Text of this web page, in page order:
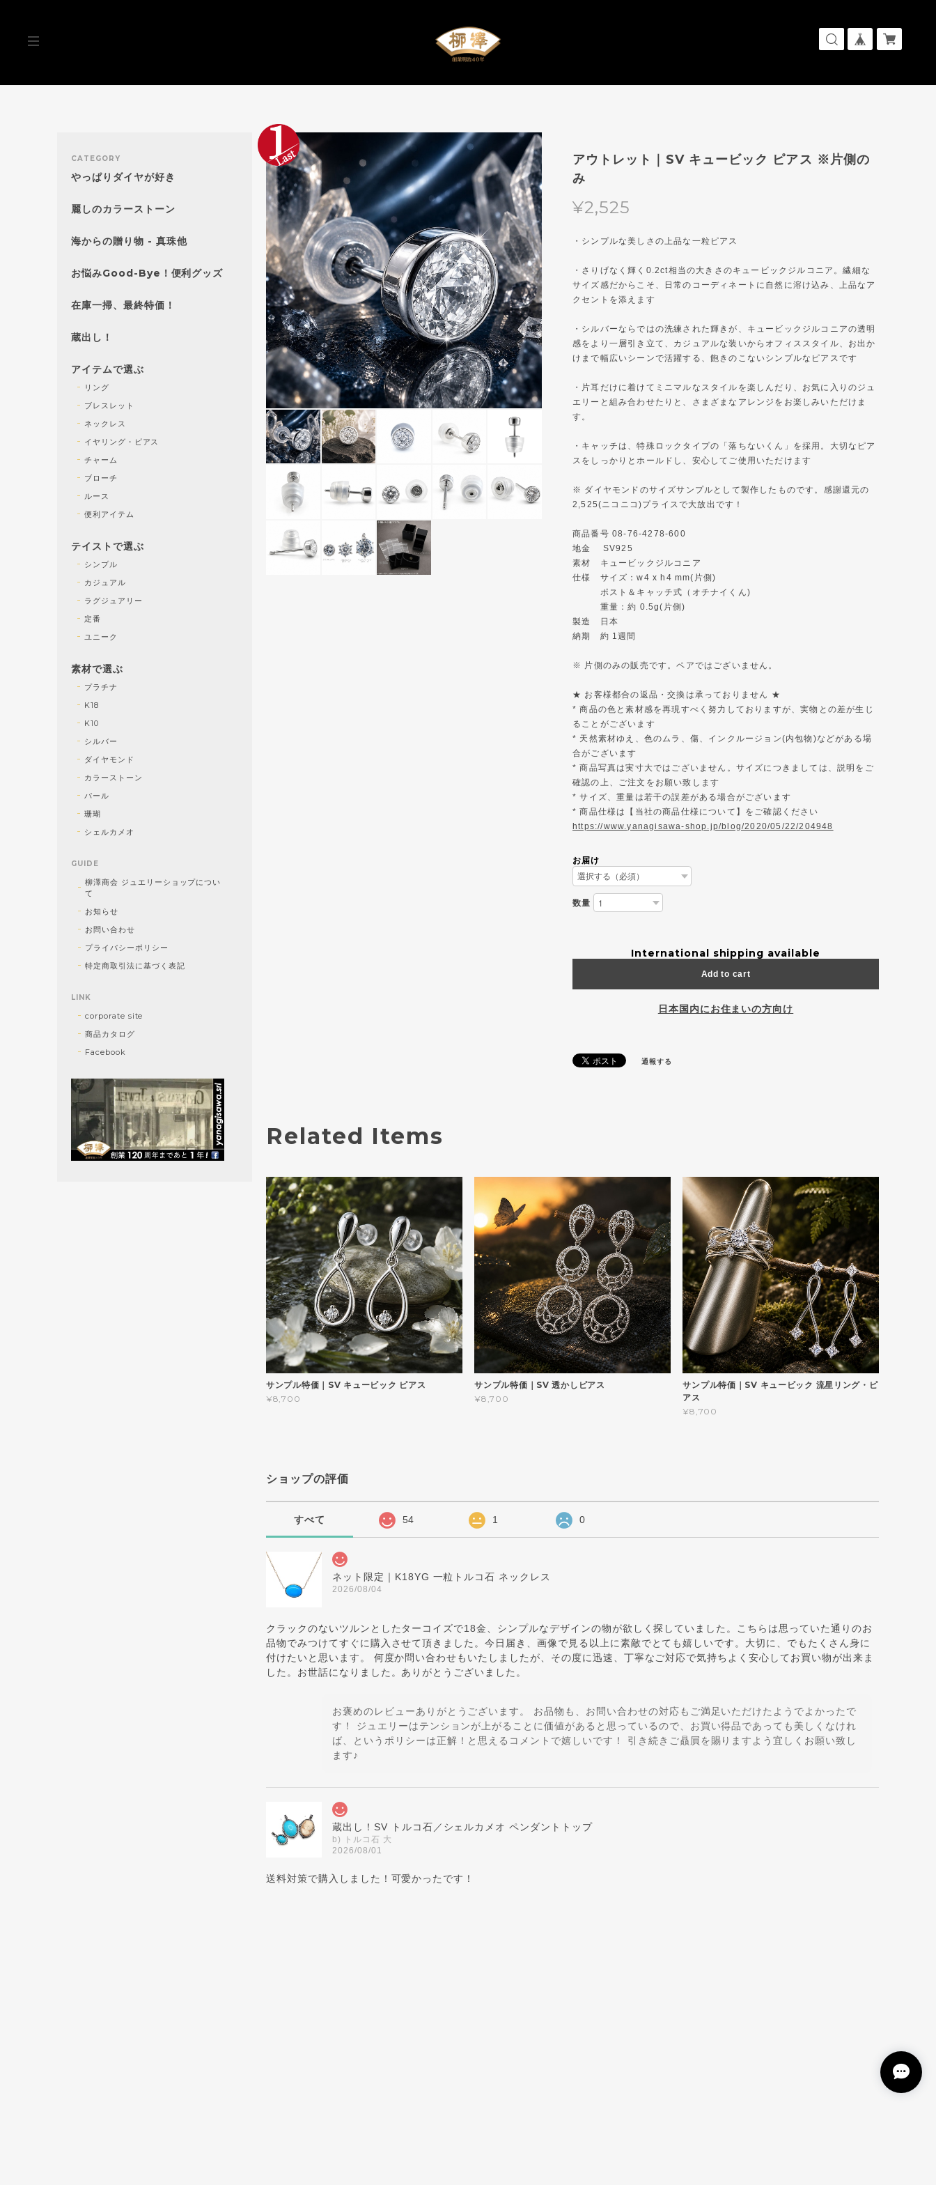
アウトレット｜SV キュービック ピアス ※片側の
み
¥2,525
・シンプルな美しさの上品な一粒ピアス
・さりげなく輝く0.2ct相当の大きさのキュービックジルコニア。繊細な
サイズ感だからこそ、日常のコーディネートに自然に溶け込み、上品なア
クセントを添えます
・シルバーならではの洗練された輝きが、キュービックジルコニアの透明
感をより一層引き立て、カジュアルな装いからオフィススタイル、お出か
けまで幅広いシーンで活躍する、飽きのこないシンプルなピアスです
・片耳だけに着けてミニマルなスタイルを楽しんだり、お気に入りのジュ
エリーと組み合わせたりと、さまざまなアレンジをお楽しみいただけま
す。
・キャッチは、特殊ロックタイプの「落ちないくん」を採用。大切なピア
スをしっかりとホールドし、安心してご使用いただけます
※ ダイヤモンドのサイズサンプルとして製作したものです。感謝還元の
2,525(ニコニコ)プライスで大放出です！
商品番号 08-76-4278-600
地金 SV925
素材 キュービックジルコニア
仕様 サイズ：w4 x h4 mm(片側)
︎︎ ︎︎ ︎︎ポスト＆キャッチ式（オチナイくん)
︎︎ ︎︎ ︎︎重量：約 0.5g(片側)
製造 日本
納期 約 1週間
※ 片側のみの販売です。ペアではございません。
★ お客様都合の返品・交換は承っておりません ★
* 商品の色と素材感を再現すべく努力しておりますが、実物との差が生じ
ることがございます
* 天然素材ゆえ、色のムラ、傷、インクルージョン(内包物)などがある場
合がございます
* 商品写真は実寸大ではございません。サイズにつきましては、説明をご
確認の上、ご注文をお願い致します
* サイズ、重量は若干の誤差がある場合がございます
* 商品仕様は【当社の商品仕様について】をご確認ください
https://www.yanagisawa-shop.jp/blog/2020/05/22/204948
お届け
数量
International shipping available
Add to cart
日本国内にお住まいの方向け
通報する
Related Items
サンプル特価｜SV キュービック ピアス
¥8,700
サンプル特価｜SV 透かしピアス
¥8,700
サンプル特価｜SV キュービック 流星リング・ピ
アス
¥8,700
ショップの評価
すべて 54 1 0
ネット限定｜K18YG 一粒トルコ石 ネックレス
2026/08/04
クラックのないツルンとしたターコイズで18金、シンプルなデザインの物が欲しく探していました。こちらは思っていた通りのお
品物でみつけてすぐに購入させて頂きました。今日届き、画像で見る以上に素敵でとても嬉しいです。大切に、でもたくさん身に
付けたいと思います。 何度か問い合わせもいたしましたが、その度に迅速、丁寧なご対応で気持ちよく安心してお買い物が出来ま
した。お世話になりました。ありがとうございました。
お褒めのレビューありがとうございます。 お品物も、お問い合わせの対応もご満足いただけたようでよかったで
す！ ジュエリーはテンションが上がることに価値があると思っているので、お買い得品であっても美しくなけれ
ば、というポリシーは正解！と思えるコメントで嬉しいです！ 引き続きご贔屓を賜りますよう宜しくお願い致し
ます♪
蔵出し！SV トルコ石／シェルカメオ ペンダントトップ
b) トルコ石 大
2026/08/01
送料対策で購入しました！可愛かったです！
CATEGORY
やっぱりダイヤが好き
麗しのカラーストーン
海からの贈り物 - 真珠他
お悩みGood-Bye！便利グッズ
在庫一掃、最終特価！
蔵出し！
アイテムで選ぶ
リング
ブレスレット
ネックレス
イヤリング・ピアス
チャーム
ブローチ
ルース
便利アイテム
テイストで選ぶ
シンプル
カジュアル
ラグジュアリー
定番
ユニーク
素材で選ぶ
プラチナ
K18
K10
シルバー
ダイヤモンド
カラーストーン
パール
珊瑚
シェルカメオ
GUIDE
柳澤商会 ジュエリーショップについ
て
お知らせ
お問い合わせ
プライバシーポリシー
特定商取引法に基づく表記
LINK
corporate site
商品カタログ
Facebook